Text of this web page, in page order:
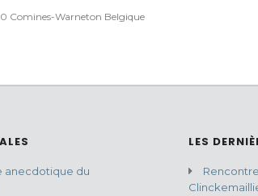
Comines-Warneton Belgique
anecdotique du
LES